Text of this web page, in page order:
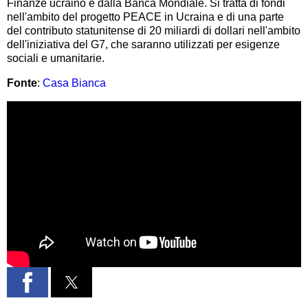
Finanze ucraino e dalla Banca Mondiale. Si tratta di fondi
nell'ambito del progetto PEACE in Ucraina e di una parte
del contributo statunitense di 20 miliardi di dollari nell'ambito
dell'iniziativa del G7, che saranno utilizzati per esigenze
sociali e umanitarie.
Fonte: Casa Bianca